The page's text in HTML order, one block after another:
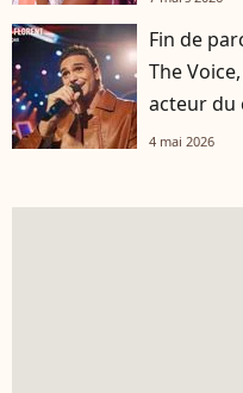
Fin de
The
acteur du
4 mai 2026